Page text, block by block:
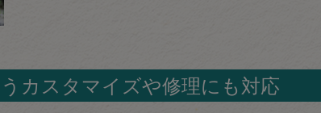
カスタマイズや修理にも対応